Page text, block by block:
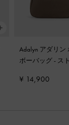
Adalyn アダリン
ボーバッグ- ス
¥ 14,900